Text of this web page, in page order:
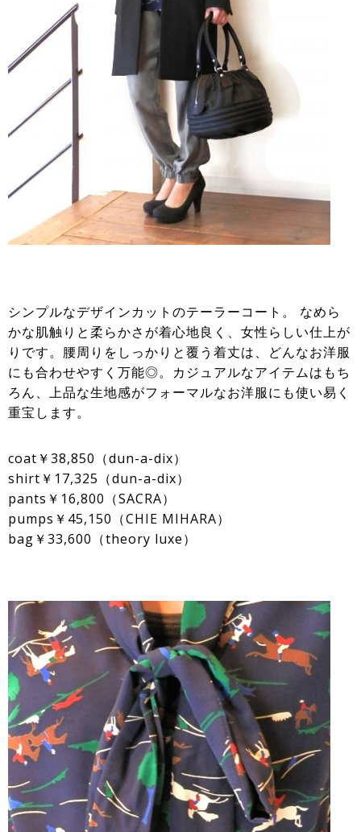
シンプルなデザインカットのテーラーコート。 なめら
かな肌触りと柔らかさが着心地良く、女性らしい仕上が
りです。腰周りをしっかりと覆う着丈は、どんなお洋服
にも合わせやすく万能◎。カジュアルなアイテムはもち
ろん、上品な生地感がフォーマルなお洋服にも使い易く
重宝します。
coat￥38,850（dun-a-dix）
shirt￥17,325（dun-a-dix）
pants￥16,800（SACRA）
pumps￥45,150（CHIE MIHARA）
bag￥33,600（theory luxe）